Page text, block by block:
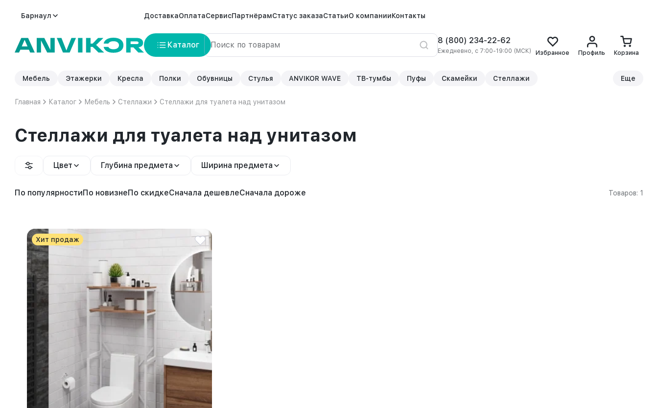
Барнаул ДоставкаОплатаСервисПартнёрамСтатус заказаСтатьиО компанииКонтакты
Каталог 8 (800) 234-22-62
Ежедневно, с 7:00-19:00 (МСК) Избранное Профиль Корзина
Мебель Этажерки Кресла Полки Обувницы Стулья ANVIKOR WAVE ТВ-тумбы Пуфы Скамейки Стеллажи Еще
Главная Каталог Мебель Стеллажи Стеллажи для туалета над унитазом
Стеллажи для туалета над унитазом
Цвет Глубина предмета Ширина предмета
По популярностиПо новизнеПо скидкеСначала дешевлеСначала дороже Товаров: 1
Хит продаж